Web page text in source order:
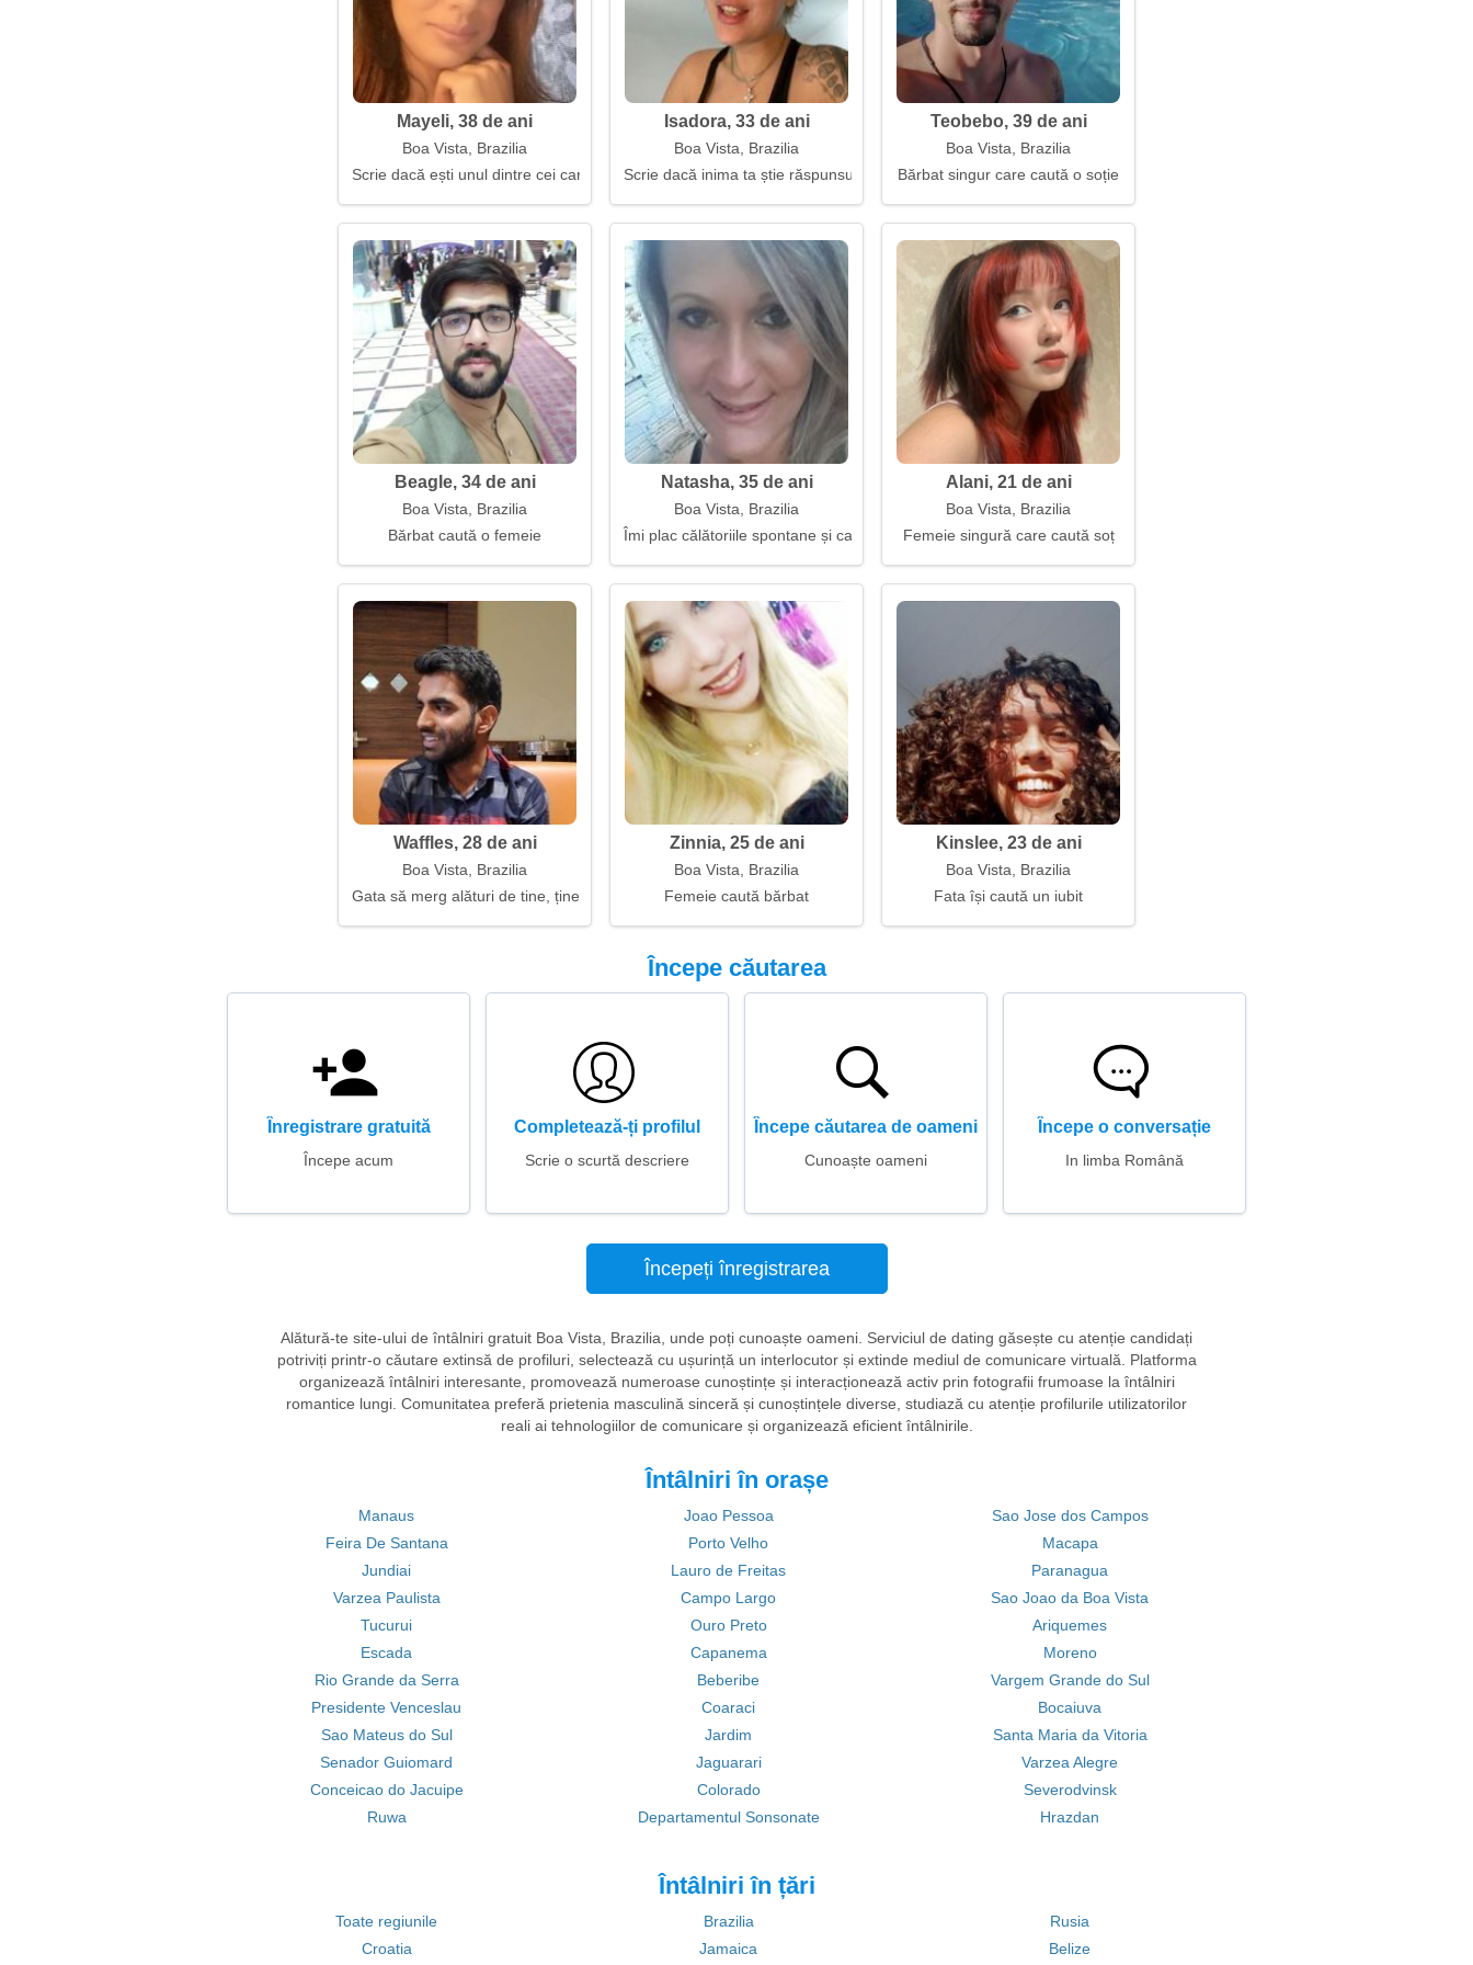
Mayeli, 38 de ani
Boa Vista, Brazilia
Scrie dacă ești unul dintre cei care rămân
Isadora, 33 de ani
Boa Vista, Brazilia
Scrie dacă inima ta știe răspunsul
Teobebo, 39 de ani
Boa Vista, Brazilia
Bărbat singur care caută o soție
Beagle, 34 de ani
Boa Vista, Brazilia
Bărbat caută o femeie
Natasha, 35 de ani
Boa Vista, Brazilia
Îmi plac călătoriile spontane și cafeaua
Alani, 21 de ani
Boa Vista, Brazilia
Femeie singură care caută soț
Waffles, 28 de ani
Boa Vista, Brazilia
Gata să merg alături de tine, ține-te de mână
Zinnia, 25 de ani
Boa Vista, Brazilia
Femeie caută bărbat
Kinslee, 23 de ani
Boa Vista, Brazilia
Fata își caută un iubit
Începe căutarea
Înregistrare gratuită
Începe acum
Completează-ți profilul
Scrie o scurtă descriere
Începe căutarea de oameni
Cunoaște oameni
Începe o conversație
In limba Română
Începeți înregistrarea
Alătură-te site-ului de întâlniri gratuit Boa Vista, Brazilia, unde poți cunoaște oameni. Serviciul de dating găsește cu atenție candidați
potriviți printr-o căutare extinsă de profiluri, selectează cu ușurință un interlocutor și extinde mediul de comunicare virtuală. Platforma
organizează întâlniri interesante, promovează numeroase cunoștințe și interacționează activ prin fotografii frumoase la întâlniri
romantice lungi. Comunitatea preferă prietenia masculină sinceră și cunoștințele diverse, studiază cu atenție profilurile utilizatorilor
reali ai tehnologiilor de comunicare și organizează eficient întâlnirile.
Întâlniri în orașe
Manaus Joao Pessoa
Sao Jose dos Campos
Feira De Santana
Porto Velho
Macapa
Jundiai
Lauro de Freitas
Paranagua
Varzea Paulista
Campo Largo
Sao Joao da Boa Vista
Tucurui
Ouro Preto
Ariquemes
Escada
Capanema
Moreno
Rio Grande da Serra
Beberibe
Vargem Grande do Sul
Presidente Venceslau
Coaraci
Bocaiuva
Sao Mateus do Sul
Jardim
Santa Maria da Vitoria
Senador Guiomard
Jaguarari
Varzea Alegre
Conceicao do Jacuipe
Colorado
Severodvinsk
Ruwa
Departamentul Sonsonate Hrazdan
Întâlniri în țări
Toate regiunile Brazilia
Rusia
Croatia
Jamaica Belize